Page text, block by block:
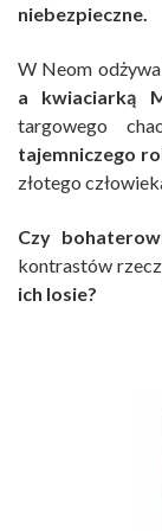
niebezpieczne.
W Neom
a kwiaciarką
targowego
tajemniczego
złotego
Czy
kontrastów
ich losie?